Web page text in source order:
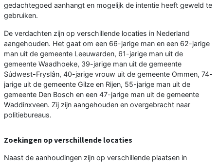
gedachtegoed aanhangt en mogelijk de intentie heeft geweld te
gebruiken.
De verdachten zijn op verschillende locaties in Nederland
aangehouden. Het gaat om een 66-jarige man en een 62-jarige
man uit de gemeente Leeuwarden, 61-jarige man uit de
gemeente Waadhoeke, 39-jarige man uit de gemeente
Súdwest-Fryslân, 40-jarige vrouw uit de gemeente Ommen, 74-
jarige uit de gemeente Gilze en Rijen, 55-jarige man uit de
gemeente Den Bosch en een 47-jarige man uit de gemeente
Waddinxveen. Zij zijn aangehouden en overgebracht naar
politiebureaus.
Zoekingen op verschillende locaties
Naast de aanhoudingen zijn op verschillende plaatsen in